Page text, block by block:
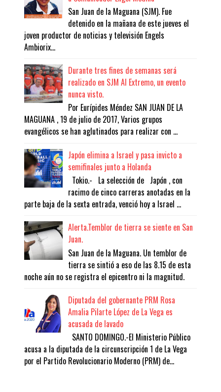
San Juan de la Maguana (SJM). Fue
detenido en la mañana de este jueves el
joven productor de noticias y televisión Engels
Ambiorix...
Durante tres fines de semanas será
realizado en SJM Al Extremo, un evento
nunca visto.
Por Eurípides Méndez SAN JUAN DE LA
MAGUANA , 19 de julio de 2017, Varios grupos
evangélicos se han aglutinados para realizar con ...
Japón elimina a Israel y pasa invicto a
semifinales junto a Holanda
Tokio.- La selección de Japón , con
racimo de cinco carreras anotadas en la
parte baja de la sexta entrada, venció hoy a Israel ...
Alerta.Temblor de tierra se siente en San
Juan.
San Juan de la Maguana. Un temblor de
tierra se sintió a eso de las 8.15 de esta
noche aún no se registra el epicentro ni la magnitud.
Diputada del gobernante PRM Rosa
Amalia Pilarte López de La Vega es
acusada de lavado
SANTO DOMINGO.-El Ministerio Público
acusa a la diputada de la circunscripción 1 de La Vega
por el Partido Revolucionario Moderno (PRM) de...